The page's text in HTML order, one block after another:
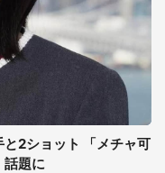
2ショット 「メチャ可
話題に